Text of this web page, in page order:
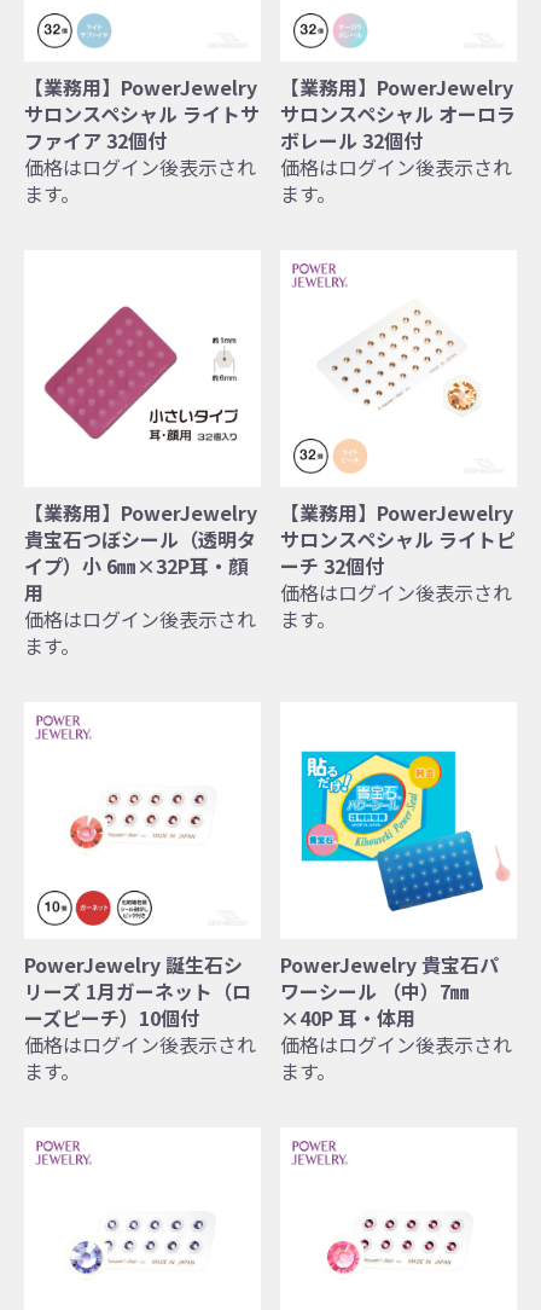
【業務用】PowerJewelry
サロンスペシャル ライトサ
ファイア 32個付
価格はログイン後表示され
ます。
【業務用】PowerJewelry
サロンスペシャル オーロラ
ボレール 32個付
価格はログイン後表示され
ます。
【業務用】PowerJewelry
貴宝石つぼシール（透明タ
イプ）小 6㎜×32P耳・顔
用
価格はログイン後表示され
ます。
【業務用】PowerJewelry
サロンスペシャル ライトピ
ーチ 32個付
価格はログイン後表示され
ます。
PowerJewelry 誕生石シ
リーズ 1月ガーネット（ロ
ーズピーチ）10個付
価格はログイン後表示され
ます。
PowerJewelry 貴宝石パ
ワーシール （中）7㎜
×40P 耳・体用
価格はログイン後表示され
ます。